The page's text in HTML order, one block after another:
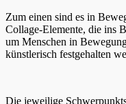
Zum einen sind es in
Collage-Elemente, die ins
um Menschen in
künstlerisch festgehalten
Die jeweilige